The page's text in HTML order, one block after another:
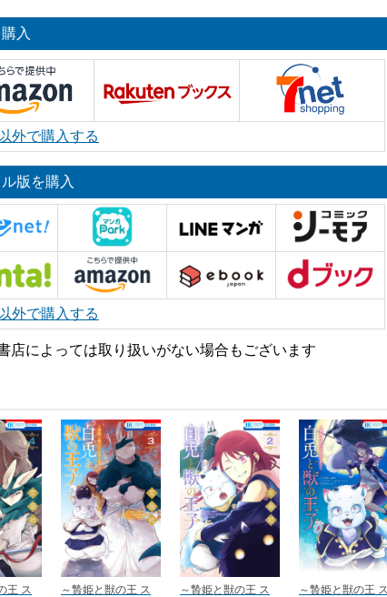
入
外で購入する
版を購入
外で購入する
店によっては取り扱いがない場合もございます
王 ス
～贄姫と獣の王 ス
～贄姫と獣の王 ス
～贄姫と獣の王